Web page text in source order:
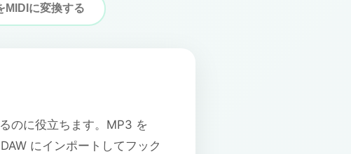
MIDIに変換する
のに役立ちます。MP3 を
にインポートしてフック